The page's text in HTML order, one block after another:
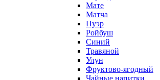
Мате
Матча
Пуэр
Ройбуш
Синий
Травяной
Улун
Фруктово-ягодный
Чайные напитки